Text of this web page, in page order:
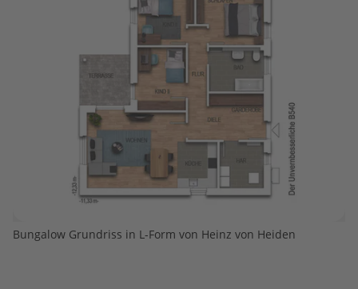
Bungalow Grundriss in L-Form von Heinz von Heiden